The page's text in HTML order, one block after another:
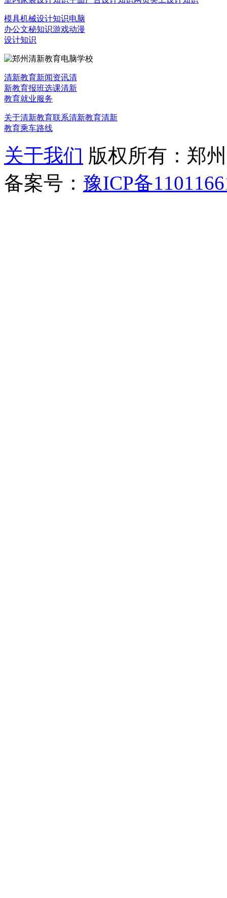
模具机械设计知识电脑
办公文秘知识游戏动漫
设计知识
清新教育新闻资讯清
新教育报班选课清新
教育就业服务
关于清新教育联系清新教育清新
教育乘车路线
关于我们 版权所有：郑
备案号： 豫ICP备